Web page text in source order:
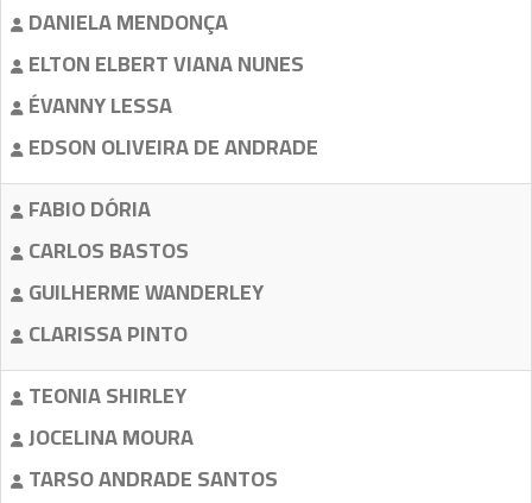
DANIELA MENDONÇA
ELTON ELBERT VIANA NUNES
ÉVANNY LESSA
EDSON OLIVEIRA DE ANDRADE
FABIO DÓRIA
CARLOS BASTOS
GUILHERME WANDERLEY
CLARISSA PINTO
TEONIA SHIRLEY
JOCELINA MOURA
TARSO ANDRADE SANTOS